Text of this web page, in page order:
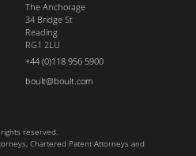
The Anchorage
34 Bridge St
Reading
RG1 2LU
+44 (0)118 956 5900
boult@boult.com
reserved.
Chartered Patent Attorneys and